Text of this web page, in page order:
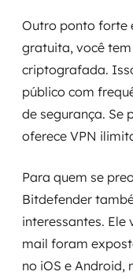
Outro ponto forte
gratuita, você
criptografada.
público com
de segurança. Se
oferece VPN
Para quem se
Bitdefender
interessantes. Ele
mail foram
no iOS e